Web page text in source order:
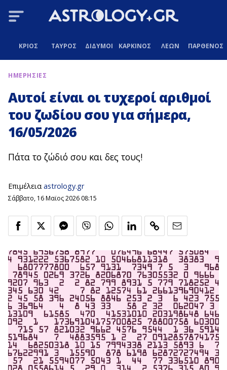
ΚΡΙΟΣ ΤΑΥΡΟΣ ΔΙΔΥΜΟΙ ΚΑΡΚΙΝΟΣ ΛΕΩΝ ΠΑΡΘΕΝΟΣ
ΗΜΕΡΗΣΙΕΣ
Αυτοί είναι οι τυχεροί αριθμοί
του ζωδίου σου για σήμερα,
16/05/2026
Πάτα το ζώδιό σου και δες τους!
Επιμέλεια astrology.gr
Σάββατο, 16 Μαϊος 2026 08:15